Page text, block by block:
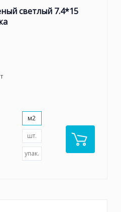
светлый 7.4*15
м2
шт.
упак.